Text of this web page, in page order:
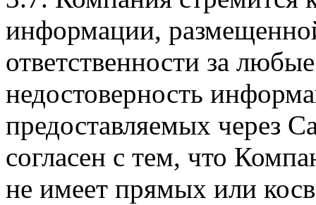
информации,
ответственности за
недостоверность
предоставляемых через
согласен с тем, что
не имеет прямых или